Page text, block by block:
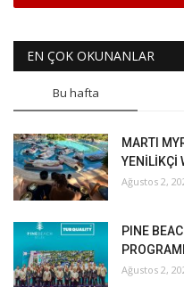
EN ÇOK OKUNANLAR
Bu hafta
MARTI
YENİLİKÇİ
Ağustos 2,
PINE
Ağustos 2,